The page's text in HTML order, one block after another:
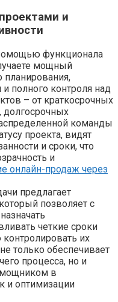
и
функционала
мощный
планирования,
полного контроля над
– от краткосрочных
команды
проекта, видят
и сроки, что
и
онлайн-продаж через
предлагает
позволяет с
четкие сроки
их
только обеспечивает
процесса, но и
в
и оптимизации